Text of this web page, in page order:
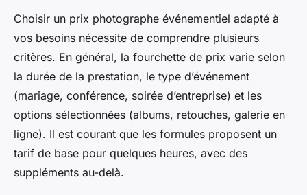
Choisir un prix photographe événementiel adapté à
vos besoins nécessite de comprendre plusieurs
critères. En général, la fourchette de prix varie selon
la durée de la prestation, le type d’événement
(mariage, conférence, soirée d’entreprise) et les
options sélectionnées (albums, retouches, galerie en
ligne). Il est courant que les formules proposent un
tarif de base pour quelques heures, avec des
suppléments au-delà.